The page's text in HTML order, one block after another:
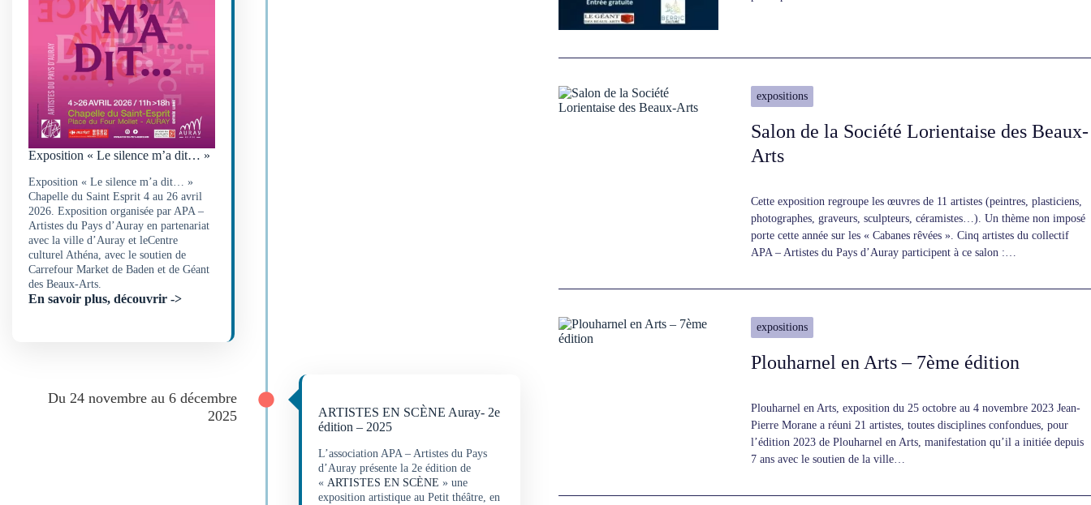
Exposition « Le silence m’a dit… »
Exposition « Le silence m’a dit… »
Chapelle du Saint Esprit 4 au 26 avril
2026. Exposition organisée par APA –
Artistes du Pays d’Auray en partenariat
avec la ville d’Auray et leCentre
culturel Athéna, avec le soutien de
Carrefour Market de Baden et de Géant
des Beaux-Arts.
En savoir plus, découvrir ->
Du 24 novembre au 6 décembre
2025
ARTISTES EN SCÈNE Auray- 2e
édition – 2025
L’association APA – Artistes du Pays
d’Auray présente la 2e édition de
« ARTISTES EN SCÈNE » une
exposition artistique au Petit théâtre, en
expositions
Salon de la Société Lorientaise des Beaux-
Arts
Cette exposition regroupe les œuvres de 11 artistes (peintres, plasticiens,
photographes, graveurs, sculpteurs, céramistes…). Un thème non imposé
porte cette année sur les « Cabanes rêvées ». Cinq artistes du collectif
APA – Artistes du Pays d’Auray participent à ce salon :…
expositions
Plouharnel en Arts – 7ème édition
Plouharnel en Arts, exposition du 25 octobre au 4 novembre 2023 Jean-
Pierre Morane a réuni 21 artistes, toutes disciplines confondues, pour
l’édition 2023 de Plouharnel en Arts, manifestation qu’il a initiée depuis
7 ans avec le soutien de la ville…